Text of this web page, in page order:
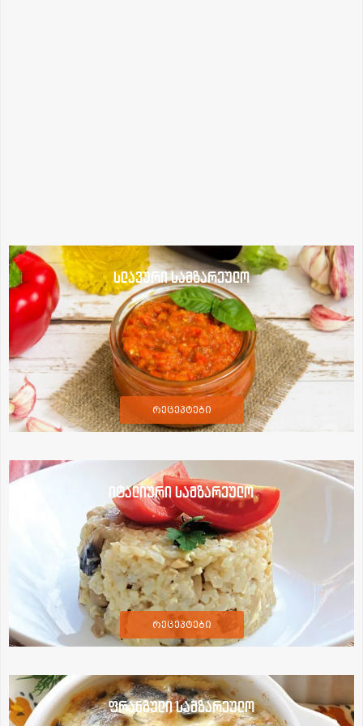
სლავური სამზარეულო
რეცეპტები
იტალიური სამზარეულო
რეცეპტები
ფრანგული სამზარეულო